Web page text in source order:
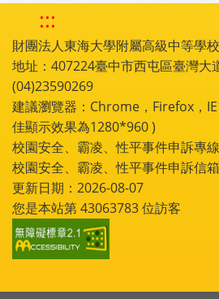
:::
財團法人東海大學附屬高級中等學校
地址：407224臺中市西屯區臺灣大
(04)23590269
建議瀏覽器：Chrome，Firefox，
佳顯示效果為1280*960 )
校園安全、霸凌、性平事件申訴專
校園安全、霸凌、性平事件申訴信
更新日期：2026-08-07
您是本站第43063783位訪客